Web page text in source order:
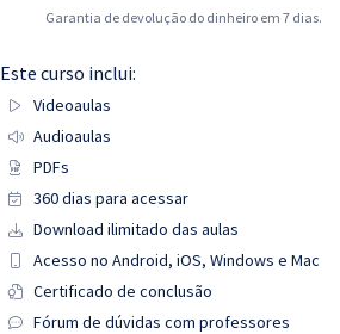
Garantia de devolução do dinheiro em 7 dias.
Este curso inclui:
Videoaulas
Audioaulas
PDFs
360 dias para acessar
Download ilimitado das aulas
Acesso no Android, iOS, Windows e Mac
Certificado de conclusão
Fórum de dúvidas com professores